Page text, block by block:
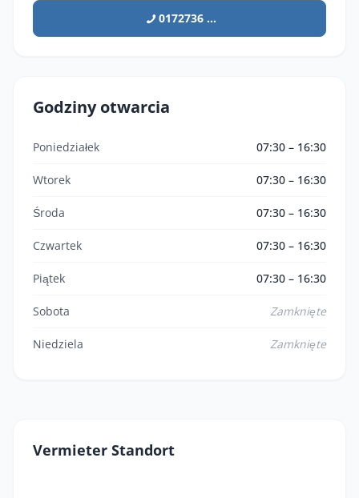
0172736 ...
Godziny otwarcia
Poniedziałek 07:30 – 16:30
Wtorek 07:30 – 16:30
Środa 07:30 – 16:30
Czwartek 07:30 – 16:30
Piątek 07:30 – 16:30
Sobota Zamknięte
Niedziela Zamknięte
Vermieter Standort